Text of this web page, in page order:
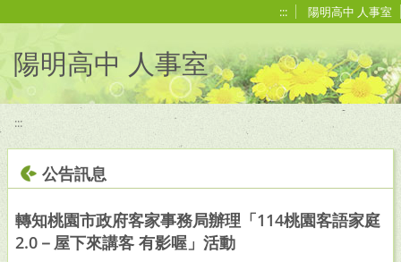
::: 陽明高中 人事室
陽明高中 人事室
:::
公告訊息
轉知桃園市政府客家事務局辦理「114桃園客語家庭
2.0－屋下來講客 有影喔」活動